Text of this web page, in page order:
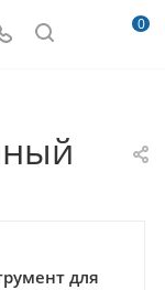
0
для